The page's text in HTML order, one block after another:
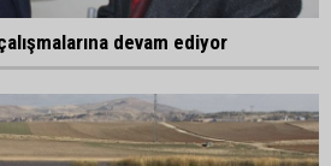
devam ediyor